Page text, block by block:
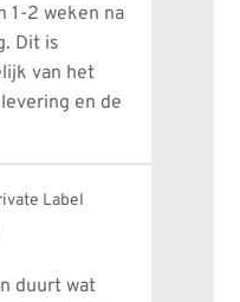
1-2 weken na
Dit is
van het
en de
Label
duurt wat